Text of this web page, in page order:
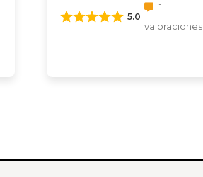
5.0
1
valoraciones